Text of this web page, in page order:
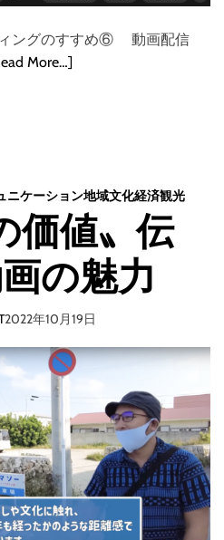
ィングのすすめ⑥ 動画配信
More…]
ニケーション地域文化経済観光
価値〟伝
の魅力
2022年10月19日